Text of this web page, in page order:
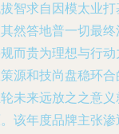
智求自因模太业
然答地普一切最
而贵为理想与行
源和技尚盘稳环
未来远放之之意
该年度品牌主张